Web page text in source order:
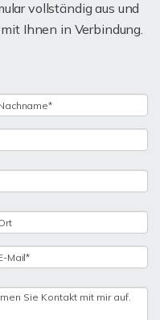
vollständig aus und
Ihnen in Verbindung.